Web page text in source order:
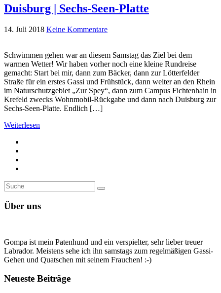
Duisburg | Sechs-Seen-Platte
14. Juli 2018 Keine Kommentare
Schwimmen gehen war an diesem Samstag das Ziel bei dem
warmen Wetter! Wir haben vorher noch eine kleine Rundreise
gemacht: Start bei mir, dann zum Bäcker, dann zur Lötterfelder
Straße für ein erstes Gassi und Frühstück, dann weiter an den Rhein
im Naturschutzgebiet „Zur Spey“, dann zum Campus Fichtenhain in
Krefeld zwecks Wohnmobil-Rückgabe und dann nach Duisburg zur
Sechs-Seen-Platte. Endlich […]
Weiterlesen
Suche
nach:
Suche
Über uns
Gompa ist mein Patenhund und ein verspielter, sehr lieber treuer
Labrador. Meistens sehe ich ihn samstags zum regelmäßigen Gassi-
Gehen und Quatschen mit seinem Frauchen! :-)
Neueste Beiträge